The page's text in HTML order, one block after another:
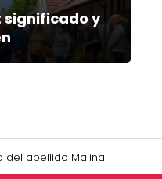
significado y
del apellido Malina